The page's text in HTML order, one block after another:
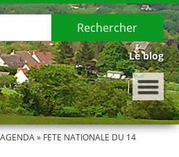
Rechercher
Le blog
AGENDA» FETE NATIONALE DU 14